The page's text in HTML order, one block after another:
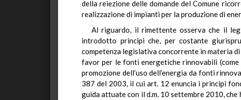
della reiezione delle domande del Comune
realizzazione di impianti per la produzione di
Al riguardo, il rimettente osserva che il
introdotto principi che, per costante
competenza legislativa concorrente in materia
favor per le fonti energetiche rinnovabili
promozione dell’uso dell’energia da fonti
387 del 2003, il cui art. 12 enuncia i principi
guida attuate con il d.m. 10 settembre 2010,